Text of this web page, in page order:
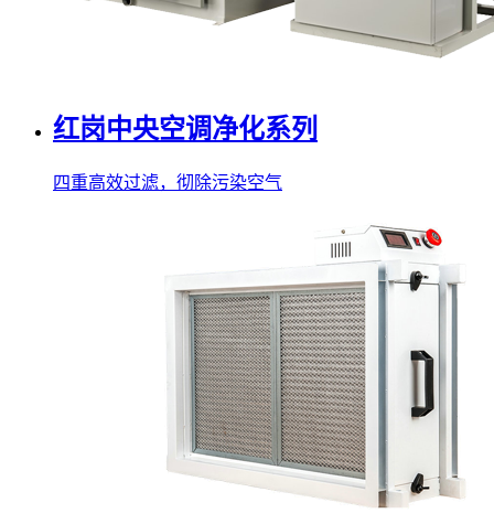
红岗中央空调净化系列
四重高效过滤，彻除污染空气